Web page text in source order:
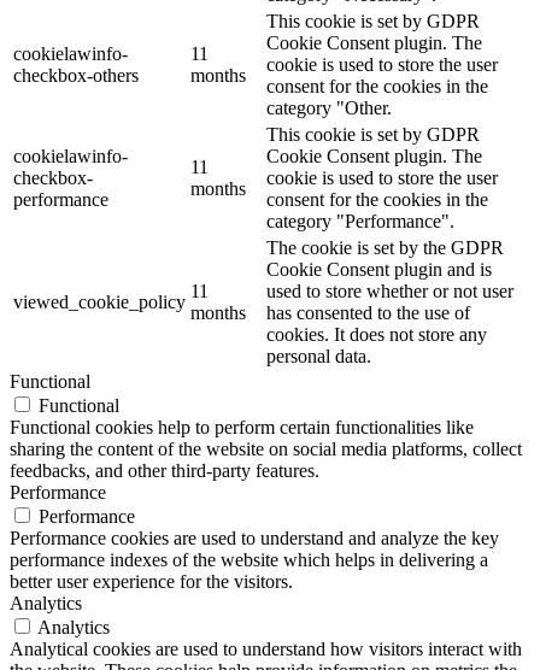
cookielawinfo-
checkbox-others
11
months
This cookie is set by GDPR
Cookie Consent plugin. The
cookie is used to store the user
consent for the cookies in the
category "Other.
cookielawinfo-
checkbox-
performance
11
months
This cookie is set by GDPR
Cookie Consent plugin. The
cookie is used to store the user
consent for the cookies in the
category "Performance".
viewed_cookie_policy
11
months
The cookie is set by the GDPR
Cookie Consent plugin and is
used to store whether or not user
has consented to the use of
cookies. It does not store any
personal data.
Functional
Functional
Functional cookies help to perform certain functionalities like
sharing the content of the website on social media platforms, collect
feedbacks, and other third-party features.
Performance
Performance
Performance cookies are used to understand and analyze the key
performance indexes of the website which helps in delivering a
better user experience for the visitors.
Analytics
Analytics
Analytical cookies are used to understand how visitors interact with